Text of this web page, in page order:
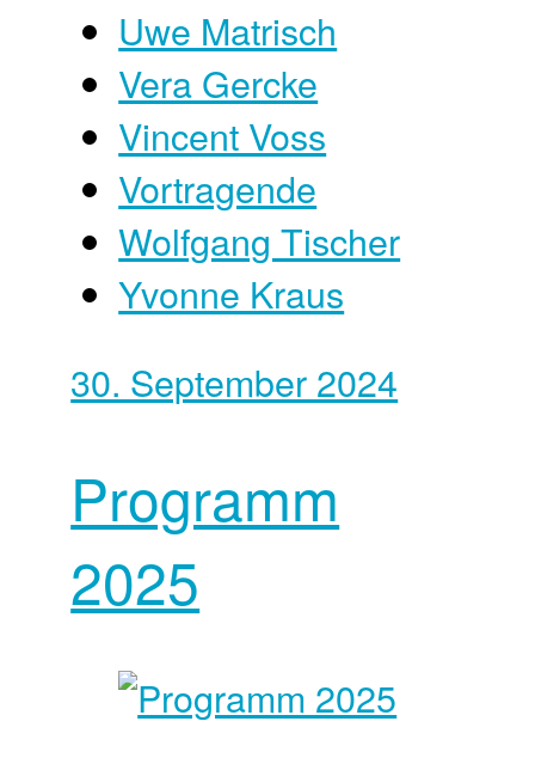
Uwe Matrisch
Vera Gercke
Vincent Voss
Vortragende
Wolfgang Tischer
Yvonne Kraus
30. September 2024
Programm
2025